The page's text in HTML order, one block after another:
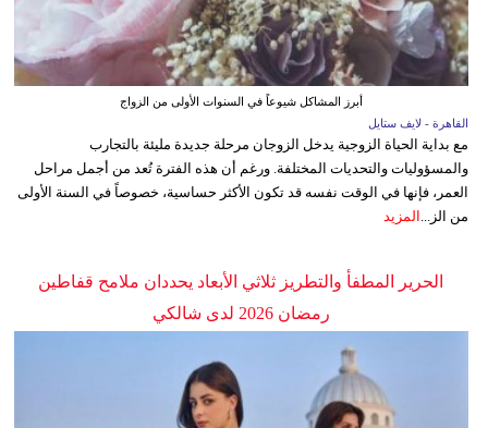
أبرز المشاكل شيوعاً في السنوات الأولى من الزواج
القاهرة - لايف ستايل
مع بداية الحياة الزوجية يدخل الزوجان مرحلة جديدة مليئة بالتجارب
والمسؤوليات والتحديات المختلفة. ورغم أن هذه الفترة تُعد من أجمل مراحل
العمر، فإنها في الوقت نفسه قد تكون الأكثر حساسية، خصوصاً في السنة الأولى
من الز...
المزيد
الحرير المطفأ والتطريز ثلاثي الأبعاد يحددان ملامح قفاطين
رمضان 2026 لدى شالكي